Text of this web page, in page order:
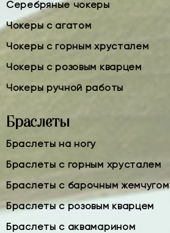
Серебряные чокеры
Чокеры с агатом
Чокеры с горным хрусталем
Чокеры с розовым кварцем
Чокеры ручной работы
Браслеты
Браслеты на ногу
Браслеты с горным хрусталем
Браслеты с барочным жемчугом
Браслеты с розовым кварцем
Браслеты с аквамарином